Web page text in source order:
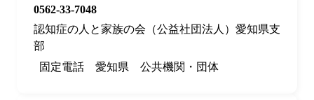
0562-33-7048
認知症の人と家族の会（公益社団法人）愛知県支
部
固定電話
愛知県 公共機関・団体